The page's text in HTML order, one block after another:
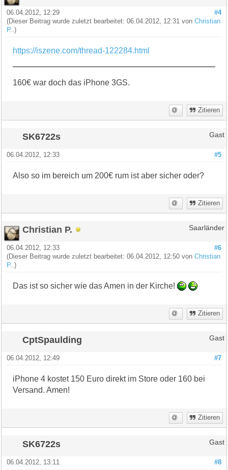
#4
06.04.2012, 12:29
(Dieser Beitrag wurde zuletzt bearbeitet: 06.04.2012, 12:31 vonChristian
P. .)
https://iszene.com/thread-122284.html
160€ war doch das iPhone 3GS.
Zitieren
SK6722s Gast
#5
06.04.2012, 12:33
Also so im bereich um 200€ rum ist aber sicher oder?
Zitieren
Christian P. Saarländer
#6
06.04.2012, 12:33
(Dieser Beitrag wurde zuletzt bearbeitet: 06.04.2012, 12:50 vonChristian
P. .)
Das ist so sicher wie das Amen in der Kirche!
Zitieren
CptSpaulding Gast
#7
06.04.2012, 12:49
iPhone 4 kostet 150 Euro direkt im Store oder 160 bei
Versand. Amen!
Zitieren
SK6722s Gast
#8
06.04.2012, 13:11